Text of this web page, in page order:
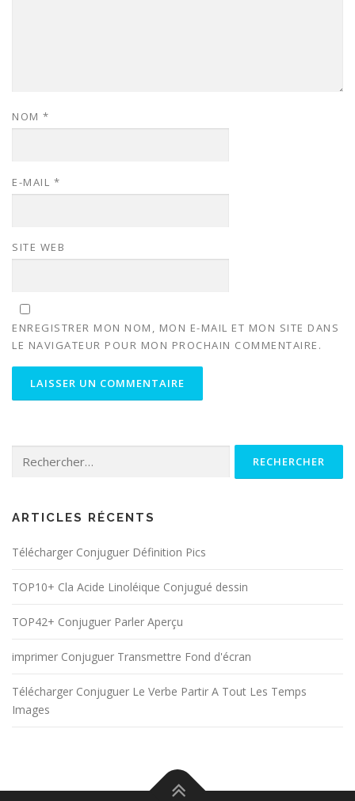
NOM *
E-MAIL *
SITE WEB
ENREGISTRER MON NOM, MON E-MAIL ET MON SITE DANS
LE NAVIGATEUR POUR MON PROCHAIN COMMENTAIRE.
ARTICLES RÉCENTS
Télécharger Conjuguer Définition Pics
TOP10+ Cla Acide Linoléique Conjugué dessin
TOP42+ Conjuguer Parler Aperçu
imprimer Conjuguer Transmettre Fond d'écran
Télécharger Conjuguer Le Verbe Partir A Tout Les Temps
Images